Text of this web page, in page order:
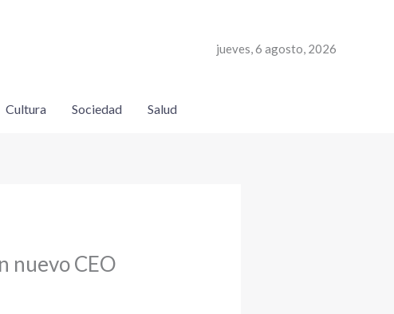
jueves, 6 agosto, 2026
Cultura Sociedad Salud
nuevo CEO